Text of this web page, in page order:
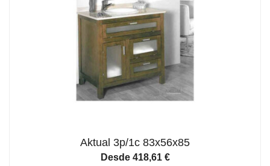
Aktual 3p/1c 83x56x85
Desde 418,61 €